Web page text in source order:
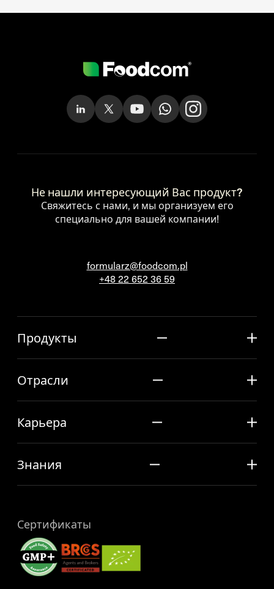
Не нашли интересующий Вас продукт?
Свяжитесь с нами, и мы организуем его
специально для вашей компании!
formularz@foodcom.pl
+48 22 652 36 59
Продукты
Отрасли
Карьера
Знания
Сертификаты